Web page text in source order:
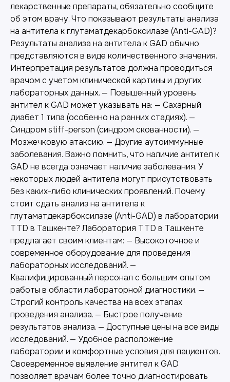
лекарственные препараты, обязательно сообщите
об этом врачу. Что показывают результаты анализа
на антитела к глутаматдекарбоксилазе (Anti-GAD)?
Результаты анализа на антитела к GAD обычно
представляются в виде количественного значения.
Интерпретация результатов должна проводиться
врачом с учетом клинической картины и других
лабораторных данных. — Повышенный уровень
антител к GAD может указывать на: — Сахарный
диабет 1 типа (особенно на ранних стадиях). —
Синдром stiff-person (синдром скованности). —
Мозжечковую атаксию. — Другие аутоиммунные
заболевания. Важно помнить, что наличие антител к
GAD не всегда означает наличие заболевания. У
некоторых людей антитела могут присутствовать
без каких-либо клинических проявлений. Почему
стоит сдать анализ на антитела к
глутаматдекарбоксилазе (Anti-GAD) в лаборатории
TTD в Ташкенте? Лаборатория TTD в Ташкенте
предлагает своим клиентам: — Высокоточное и
современное оборудование для проведения
лабораторных исследований. —
Квалифицированный персонал с большим опытом
работы в области лабораторной диагностики. —
Строгий контроль качества на всех этапах
проведения анализа. — Быстрое получение
результатов анализа. — Доступные цены на все виды
исследований. — Удобное расположение
лаборатории и комфортные условия для пациентов.
Своевременное выявление антител к GAD
позволяет врачам более точно диагностировать
Другие наши услуги